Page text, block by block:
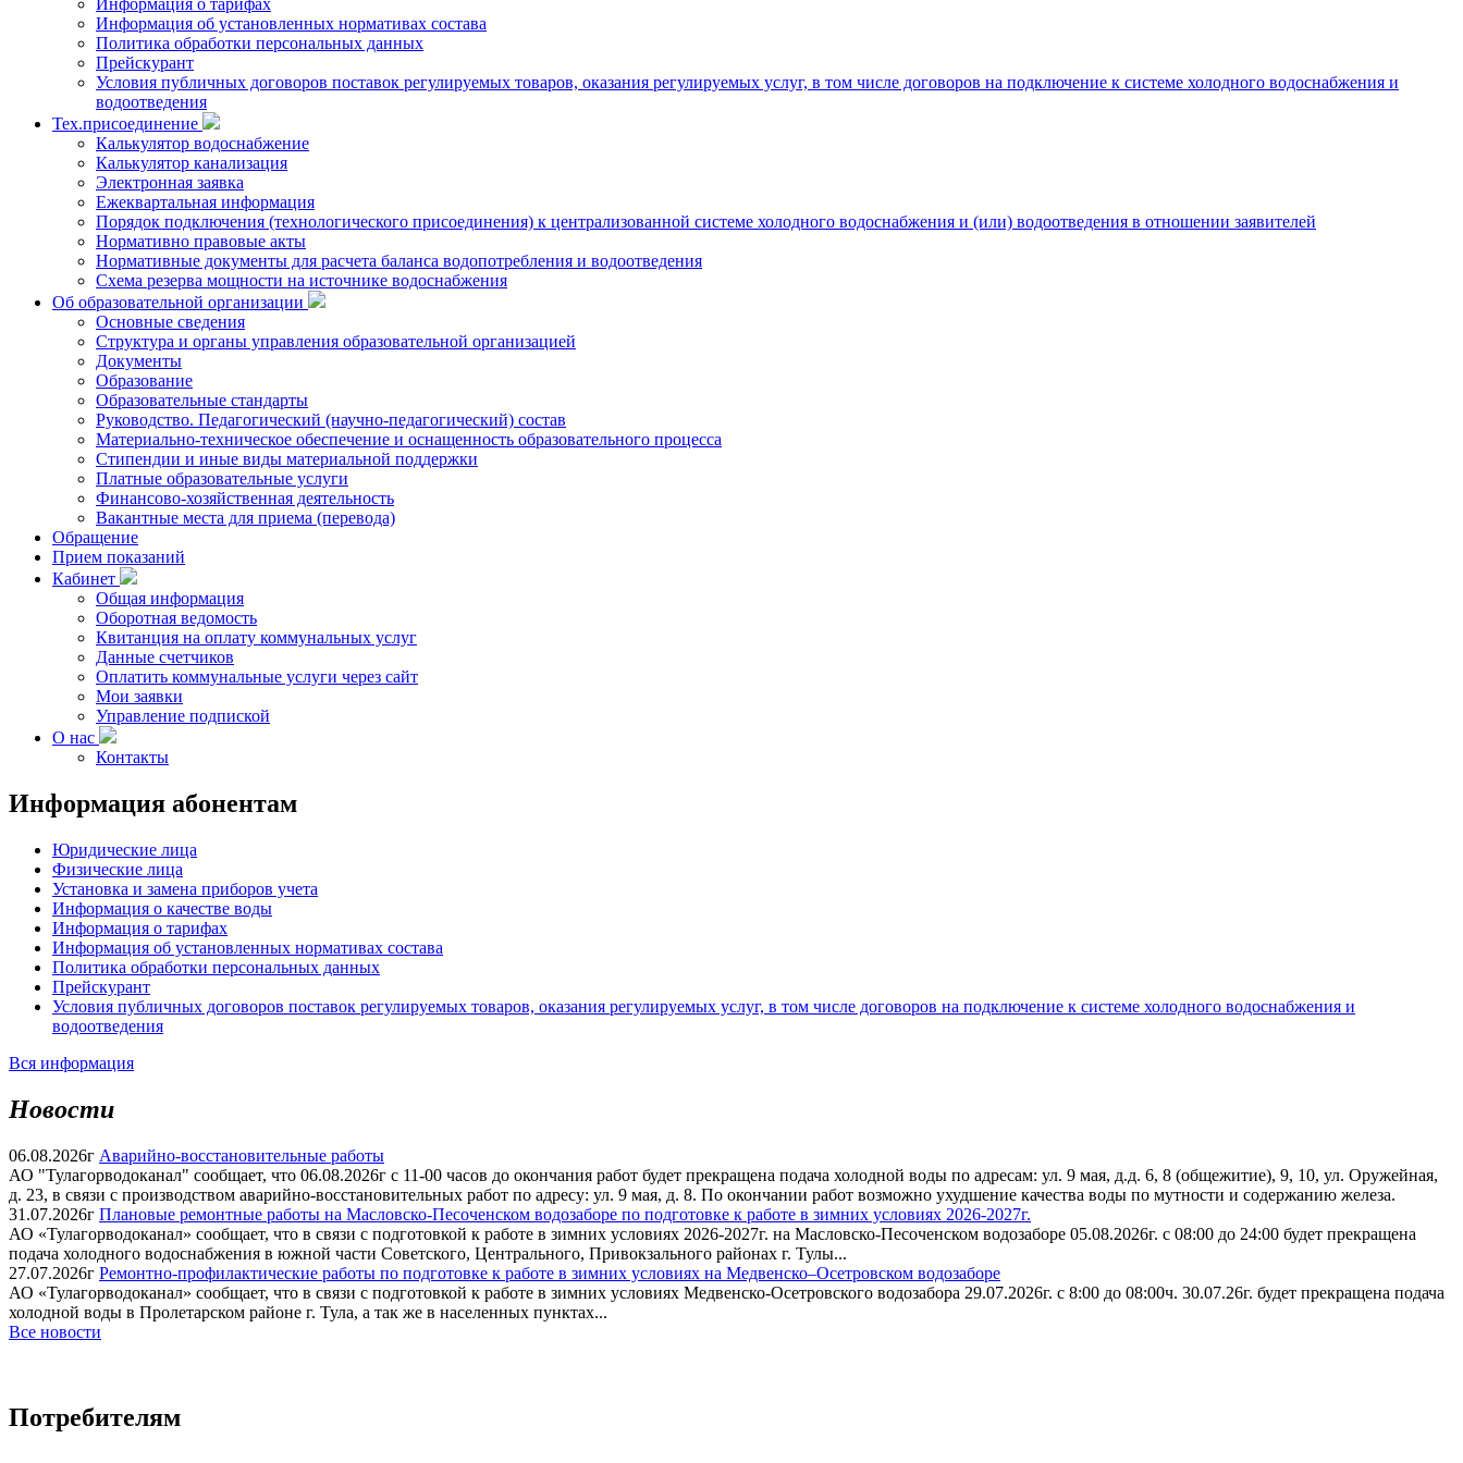
Информация о тарифах
Информация об установленных нормативах состава
Политика обработки персональных данных
Прейскурант
Условия публичных договоров поставок регулируемых товаров, оказания регулируемых услуг, в том числе договоров на подключение к системе холодного водоснабжения и
водоотведения
Тех.присоединение
Калькулятор водоснабжение
Калькулятор канализация
Электронная заявка
Ежеквартальная информация
Порядок подключения (технологического присоединения) к централизованной системе холодного водоснабжения и (или) водоотведения в отношении заявителей
Нормативно правовые акты
Нормативные документы для расчета баланса водопотребления и водоотведения
Схема резерва мощности на источнике водоснабжения
Об образовательной организации
Основные сведения
Структура и органы управления образовательной организацией
Документы
Образование
Образовательные стандарты
Руководство. Педагогический (научно-педагогический) состав
Материально-техническое обеспечение и оснащенность образовательного процесса
Стипендии и иные виды материальной поддержки
Платные образовательные услуги
Финансово-хозяйственная деятельность
Вакантные места для приема (перевода)
Обращение
Прием показаний
Кабинет
Общая информация
Оборотная ведомость
Квитанция на оплату коммунальных услуг
Данные счетчиков
Оплатить коммунальные услуги через сайт
Мои заявки
Управление подпиской
О нас
Контакты
Информация абонентам
Юридические лица
Физические лица
Установка и замена приборов учета
Информация о качестве воды
Информация о тарифах
Информация об установленных нормативах состава
Политика обработки персональных данных
Прейскурант
Условия публичных договоров поставок регулируемых товаров, оказания регулируемых услуг, в том числе договоров на подключение к системе холодного водоснабжения и
водоотведения
Вся информация
Новости
06.08.2026г Аварийно-восстановительные работы
АО "Тулагорводоканал" сообщает, что 06.08.2026г с 11-00 часов до окончания работ будет прекращена подача холодной воды по адресам: ул. 9 мая, д.д. 6, 8 (общежитие), 9, 10, ул. Оружейная,
д. 23, в связи с производством аварийно-восстановительных работ по адресу: ул. 9 мая, д. 8. По окончании работ возможно ухудшение качества воды по мутности и содержанию железа.
31.07.2026г Плановые ремонтные работы на Масловско-Песоченском водозаборе по подготовке к работе в зимних условиях 2026-2027г.
АО «Тулагорводоканал» сообщает, что в связи с подготовкой к работе в зимних условиях 2026-2027г. на Масловско-Песоченском водозаборе 05.08.2026г. с 08:00 до 24:00 будет прекращена
подача холодного водоснабжения в южной части Советского, Центрального, Привокзального районах г. Тулы...
27.07.2026г Ремонтно-профилактические работы по подготовке к работе в зимних условиях на Медвенско–Осетровском водозаборе
АО «Тулагорводоканал» сообщает, что в связи с подготовкой к работе в зимних условиях Медвенско-Осетровского водозабора 29.07.2026г. с 8:00 до 08:00ч. 30.07.26г. будет прекращена подача
холодной воды в Пролетарском районе г. Тула, а так же в населенных пунктах...
Все новости
Потребителям